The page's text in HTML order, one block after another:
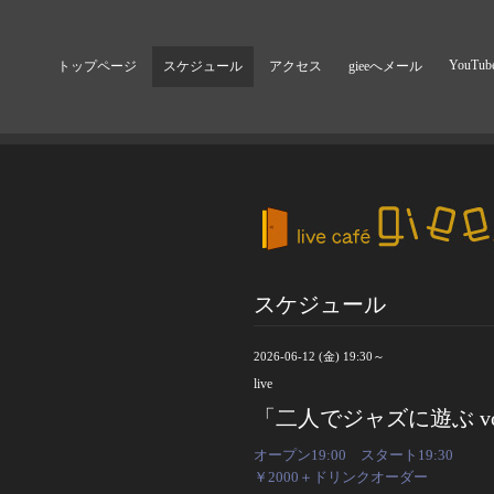
トップページ スケジュール アクセス gieeへメール
スケジュール
2026-06-12 (金) 19:30～
live
「二人でジャズに遊ぶ
オープン19:00 スタート19:30
￥2000＋ドリンクオーダー